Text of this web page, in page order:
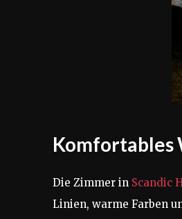
Komfortables
Die Zimmer in Scandic
Linien, warme Farben